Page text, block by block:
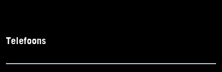
Telefoons